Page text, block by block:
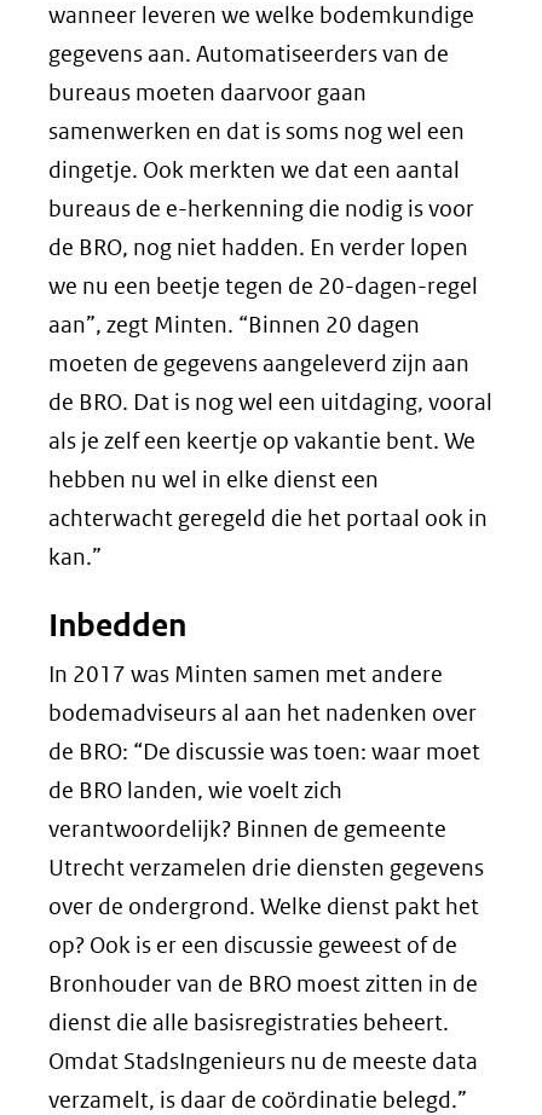
wanneer leveren we welke bodemkundige
gegevens aan. Automatiseerders van de
bureaus moeten daarvoor gaan
samenwerken en dat is soms nog wel een
dingetje. Ook merkten we dat een aantal
bureaus de e-herkenning die nodig is voor
de BRO, nog niet hadden. En verder lopen
we nu een beetje tegen de 20-dagen-regel
aan”, zegt Minten. “Binnen 20 dagen
moeten de gegevens aangeleverd zijn aan
de BRO. Dat is nog wel een uitdaging, vooral
als je zelf een keertje op vakantie bent. We
hebben nu wel in elke dienst een
achterwacht geregeld die het portaal ook in
kan.”
Inbedden
In 2017 was Minten samen met andere
bodemadviseurs al aan het nadenken over
de BRO: “De discussie was toen: waar moet
de BRO landen, wie voelt zich
verantwoordelijk? Binnen de gemeente
Utrecht verzamelen drie diensten gegevens
over de ondergrond. Welke dienst pakt het
op? Ook is er een discussie geweest of de
Bronhouder van de BRO moest zitten in de
dienst die alle basisregistraties beheert.
Omdat StadsIngenieurs nu de meeste data
verzamelt, is daar de coördinatie belegd.”